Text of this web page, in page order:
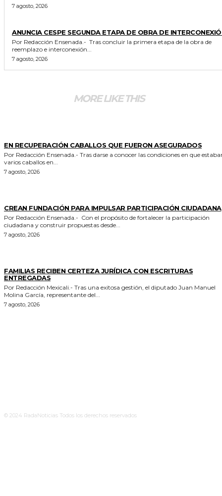
7 agosto, 2026
ANUNCIA CESPE SEGUNDA ETAPA DE OBRA DE
Por Redacción Ensenada.- Tras concluir la primera etapa de la obra de
reemplazo e interconexión...
7 agosto, 2026
MORE LIKE THIS
EN RECUPERACIÓN CABALLOS QUE FUERON ASEGURADOS
Por Redacción Ensenada.- Tras darse a conocer las condiciones en que estaban
varios caballos en...
7 agosto, 2026
CREAN FUNDACIÓN PARA IMPULSAR PARTICIPACIÓN CIUDADANA
Por Redacción Ensenada.- Con el propósito de fortalecer la participación
ciudadana y construir propuestas desde...
7 agosto, 2026
FAMILIAS RECIBEN CERTEZA JURÍDICA CON ESCRITURAS
ENTREGADAS
Por Redacción Mexicali.- Tras una exitosa gestión, el diputado Juan Manuel
Molina García, representante del...
7 agosto, 2026
© 2024 RadaNoticias Todos los derechos reservados